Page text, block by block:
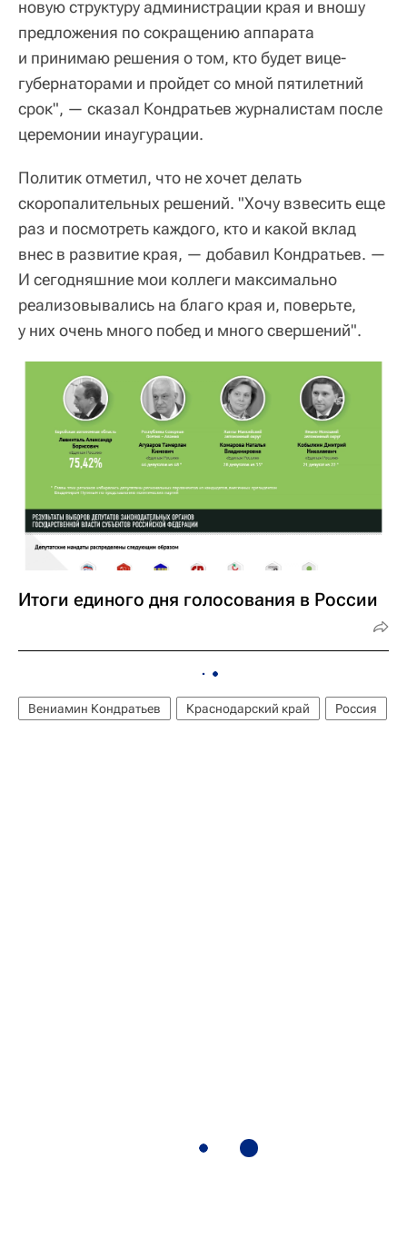
новую структуру администрации края и вношу
предложения по сокращению аппарата
и принимаю решения о том, кто будет вице-
губернаторами и пройдет со мной пятилетний
срок", — сказал Кондратьев журналистам после
церемонии инаугурации.
Политик отметил, что не хочет делать
скоропалительных решений. "Хочу взвесить еще
раз и посмотреть каждого, кто и какой вклад
внес в развитие края, — добавил Кондратьев. —
И сегодняшние мои коллеги максимально
реализовывались на благо края и, поверьте,
у них очень много побед и много свершений".
Итоги единого дня голосования в России
Вениамин Кондратьев Краснодарский край Россия